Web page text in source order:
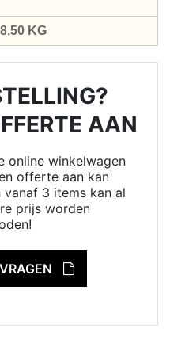
8,50 KG
AAN
online winkelwagen
offerte aan kan
vanaf 3 items kan al
prijs worden